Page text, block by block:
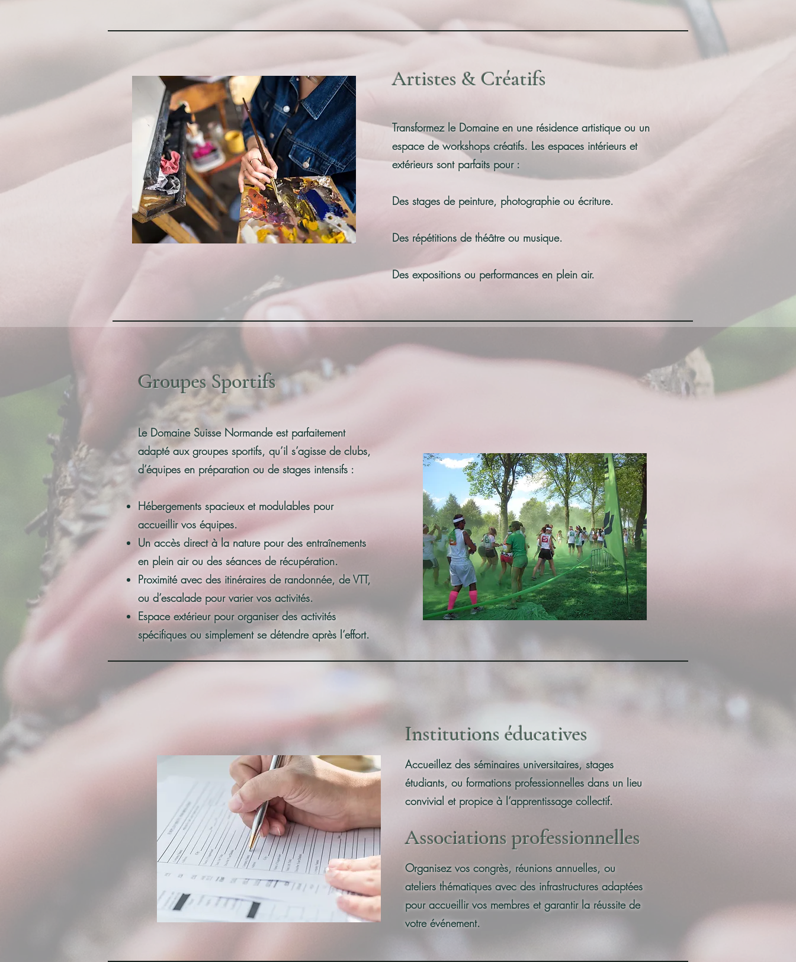
Artistes & Créatifs
Transformez le Domaine en une résidence artistique ou un
espace de workshops créatifs. Les espaces intérieurs et
extérieurs sont parfaits pour :
Des stages de peinture, photographie ou écriture.
Des répétitions de théâtre ou musique.
Des expositions ou performances en plein air.
Groupes Sportifs
Le Domaine Suisse Normande est parfaitement
adapté aux groupes sportifs, qu’il s’agisse de clubs,
d’équipes en préparation ou de stages intensifs :
Hébergements spacieux et modulables pour
accueillir vos équipes.
Un accès direct à la nature pour des entraînements
en plein air ou des séances de récupération.
Proximité avec des itinéraires de randonnée, de VTT,
ou d’escalade pour varier vos activités.
Espace extérieur pour organiser des activités
spécifiques ou simplement se détendre après l’effort.​
Accueillez des séminaires universitaires, stages
étudiants, ou formations professionnelles dans un lieu
convivial et propice à l’apprentissage collectif.
Institutions éducatives
Associations professionnelles
​Organisez vos congrès, réunions annuelles, ou
ateliers thématiques avec des infrastructures adaptées
pour accueillir vos membres et garantir la réussite de
votre événement.